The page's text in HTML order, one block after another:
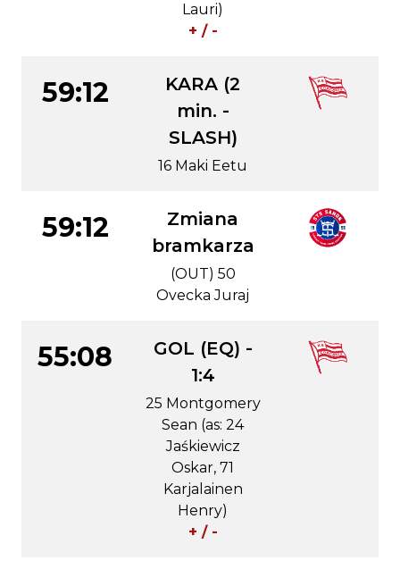
Lauri)
+ / -
59:12
KARA (2
min. -
SLASH)
16 Maki Eetu
59:12
Zmiana
bramkarza
(OUT) 50
Ovecka Juraj
55:08
GOL (EQ) -
1:4
25 Montgomery
Sean (as: 24
Jaśkiewicz
Oskar, 71
Karjalainen
Henry)
+ / -